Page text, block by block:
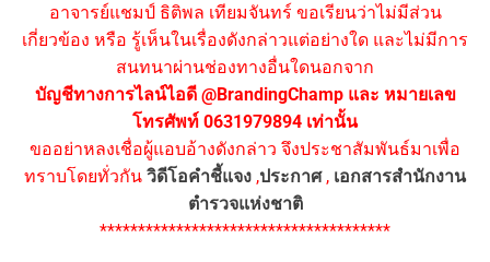
อาจารย์แชมป์ ธิติพล เทียมจันทร์ ขอเรียนว่าไม่มีส่วน
เกี่ยวข้อง หรือ รู้เห็นในเรื่องดังกล่าวแต่อย่างใด และไม่มีการ
สนทนาผ่านช่องทางอื่นใดนอกจาก
บัญชีทางการไลน์ไอดี @BrandingChamp และ หมายเลข
โทรศัพท์ 0631979894 เท่านั้น
ขออย่าหลงเชื่อผู้แอบอ้างดังกล่าว จึงประชาสัมพันธ์มาเพื่อ
ทราบโดยทั่วกัน วิดีโอคำชี้แจง ,ประกาศ, เอกสารสำนักงาน
ตำรวจแห่งชาติ
**************************************